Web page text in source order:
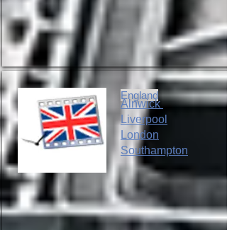
England
Alnwick
Liverpool
London
Southampton